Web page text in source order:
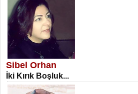
İSA KARATEPE
Ekranlar Arasında Kaybolan İnsan...
Sibel Orhan
İki Kırık Boşluk...